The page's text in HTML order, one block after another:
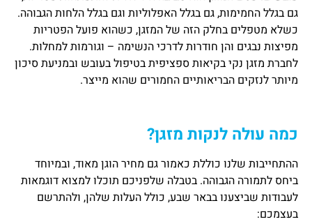
גם בגלל החמימות, גם בגלל האפלוליות וגם בגלל הלחות הגבוהה.
כשלא מטפלים בחלק הזה של המזגן, כשהוא פועל הפטריות
מפיצות נבגים והן חודרות לדרכי הנשימה – וגורמות למחלות.
לחברת מזגן נקי בקיאות ספציפית בטיפול בעובש ובמניעת סיכון
מיותר לנזקים הבריאותיים החמורים שהוא מייצר.
כמה עולה לנקות מזגן?
ההתחייבות שלנו כוללת כאמור גם מחיר הוגן מאוד, ובמיוחד
ביחס לתמורה הגבוהה. בטבלה שלפניכם תוכלו למצוא דוגמאות
לעבודות שביצענו בבאר שבע, כולל העלות שלהן, ולהתרשם
בעצמכם: